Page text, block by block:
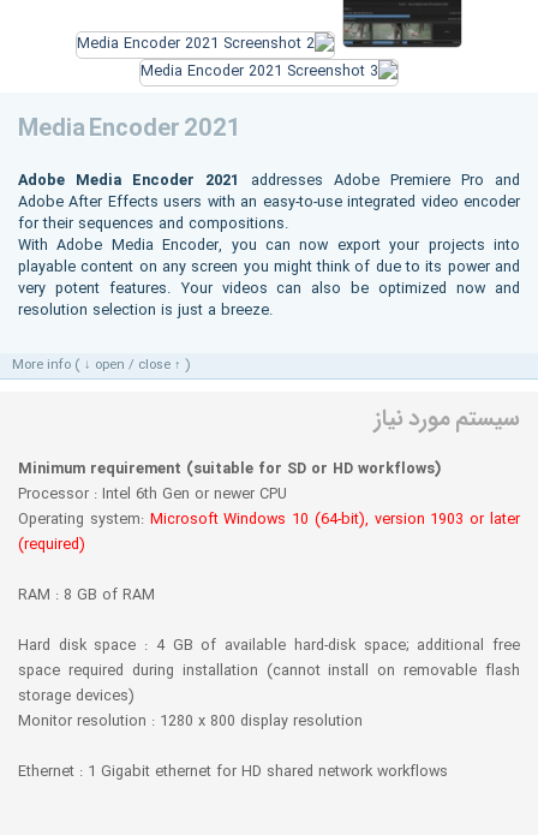
Media Encoder 2021
Adobe Media Encoder 2021 addresses Adobe Premiere Pro and
Adobe After Effects users with an easy-to-use integrated video encoder
for their sequences and compositions.
With Adobe Media Encoder, you can now export your projects into
playable content on any screen you might think of due to its power and
very potent features. Your videos can also be optimized now and
resolution selection is just a breeze.
More info ( ↓ open / close ↑ )
سیستم مورد نیاز
Minimum requirement (suitable for SD or HD workflows)
Processor : Intel 6th Gen or newer CPU
Operating system: Microsoft Windows 10 (64-bit), version 1903 or later
(required)
RAM : 8 GB of RAM
Hard disk space : 4 GB of available hard-disk space; additional free
space required during installation (cannot install on removable flash
storage devices)
Monitor resolution : 1280 x 800 display resolution
Ethernet : 1 Gigabit ethernet for HD shared network workflows